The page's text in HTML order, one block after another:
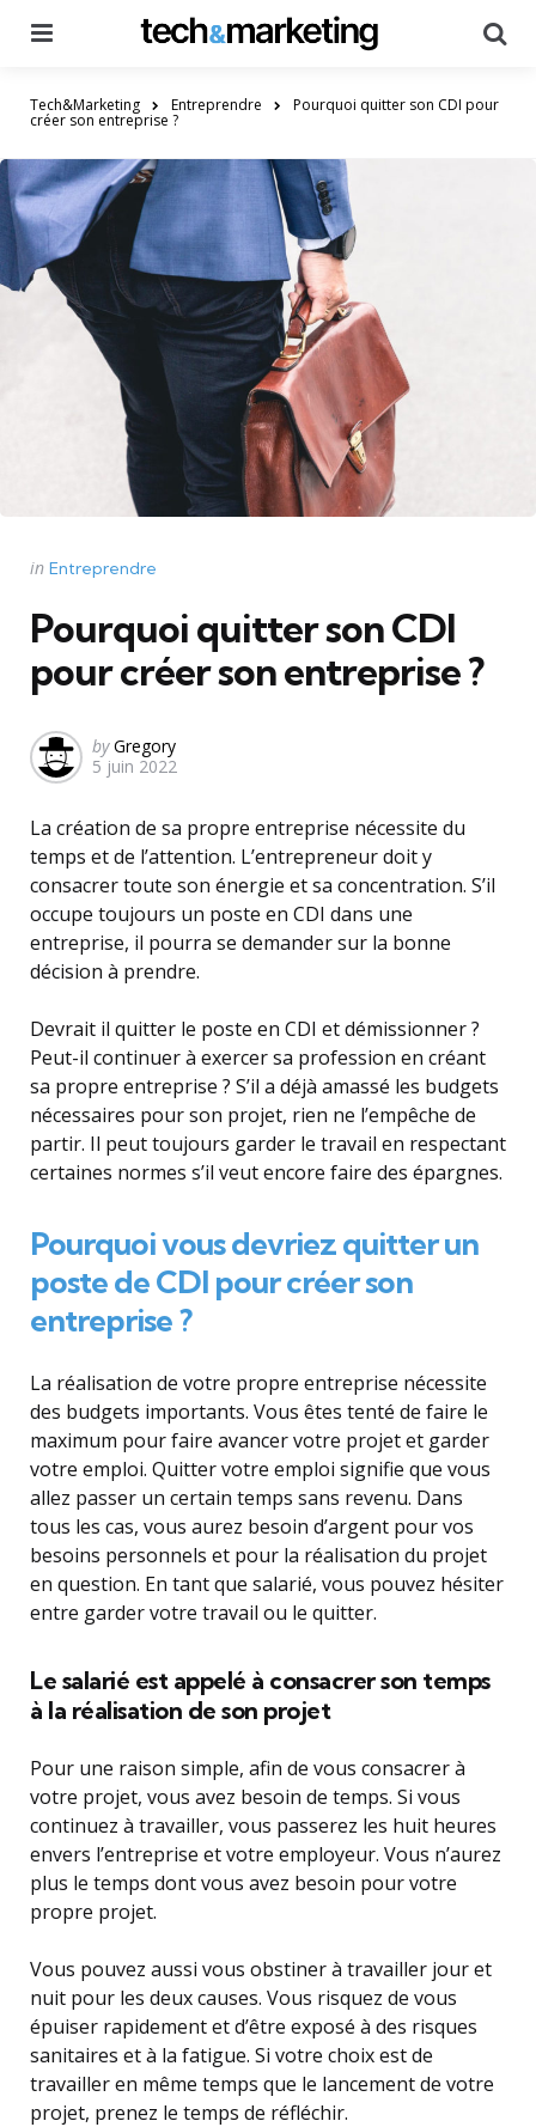
Tech&Marketing Entreprendre Pourquoi quitter son CDI pour
créer son entreprise ?
Categories
Posted
in Entreprendre
Pourquoi quitter son CDI
pour créer son entreprise ?
Posted
by
by Gregory
5 juin 2022
La création de sa propre entreprise nécessite du
temps et de l’attention. L’entrepreneur doit y
consacrer toute son énergie et sa concentration. S’il
occupe toujours un poste en CDI dans une
entreprise, il pourra se demander sur la bonne
décision à prendre.
Devrait il quitter le poste en CDI et démissionner ?
Peut-il continuer à exercer sa profession en créant
sa propre entreprise ? S’il a déjà amassé les budgets
nécessaires pour son projet, rien ne l’empêche de
partir. Il peut toujours garder le travail en respectant
certaines normes s’il veut encore faire des épargnes.
Pourquoi vous devriez quitter un
poste de CDI pour créer son
entreprise ?
La réalisation de votre propre entreprise nécessite
des budgets importants. Vous êtes tenté de faire le
maximum pour faire avancer votre projet et garder
votre emploi. Quitter votre emploi signifie que vous
allez passer un certain temps sans revenu. Dans
tous les cas, vous aurez besoin d’argent pour vos
besoins personnels et pour la réalisation du projet
en question. En tant que salarié, vous pouvez hésiter
entre garder votre travail ou le quitter.
Le salarié est appelé à consacrer son temps
à la réalisation de son projet
Pour une raison simple, afin de vous consacrer à
votre projet, vous avez besoin de temps. Si vous
continuez à travailler, vous passerez les huit heures
envers l’entreprise et votre employeur. Vous n’aurez
plus le temps dont vous avez besoin pour votre
propre projet.
Vous pouvez aussi vous obstiner à travailler jour et
nuit pour les deux causes. Vous risquez de vous
épuiser rapidement et d’être exposé à des risques
sanitaires et à la fatigue. Si votre choix est de
travailler en même temps que le lancement de votre
projet, prenez le temps de réfléchir.